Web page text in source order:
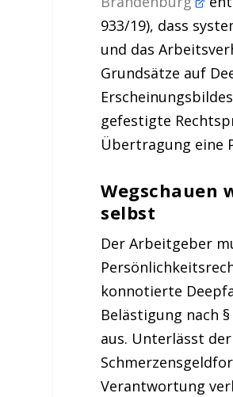
933/19), dass
und das
Grundsätze auf
gefestigte
Übertragung eine
Wegschauen
selbst
Der Arbeitgeber
konnotierte
Belästigung nach
aus. Unterlässt
Verantwortung